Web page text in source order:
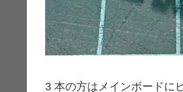
3 本の方はメインボードに